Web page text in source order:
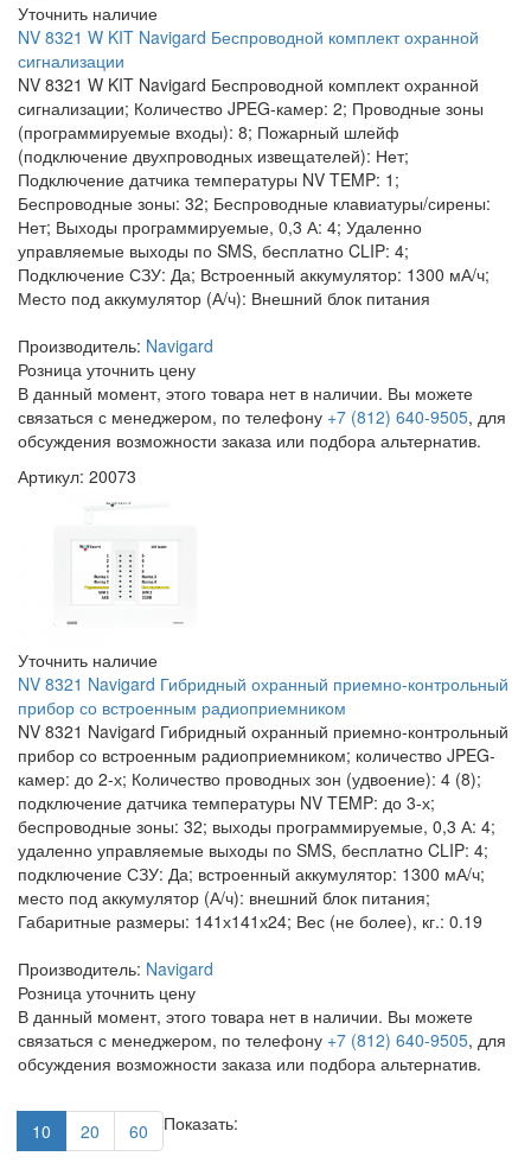
Уточнить наличие
NV 8321 W KIT Navigard Беспроводной комплект охранной
сигнализации
NV 8321 W KIT Navigard Беспроводной комплект охранной
сигнализации; Количество JPEG-камер: 2; Проводные зоны
(программируемые входы): 8; Пожарный шлейф
(подключение двухпроводных извещателей): Нет;
Подключение датчика температуры NV TEMP: 1;
Беспроводные зоны: 32; Беспроводные клавиатуры/сирены:
Нет; Выходы программируемые, 0,3 А: 4; Удаленно
управляемые выходы по SMS, бесплатно CLIP: 4;
Подключение СЗУ: Да; Встроенный аккумулятор: 1300 мА/ч;
Место под аккумулятор (А/ч): Внешний блок питания
Производитель: Navigard
Розница уточнить цену
В данный момент, этого товара нет в наличии. Вы можете
связаться с менеджером, по телефону +7 (812) 640-9505, для
обсуждения возможности заказа или подбора альтернатив.
Артикул: 20073
Уточнить наличие
NV 8321 Navigard Гибридный охранный приемно-контрольный
прибор со встроенным радиоприемником
NV 8321 Navigard Гибридный охранный приемно-контрольный
прибор со встроенным радиоприемником; количество JPEG-
камер: до 2-х; Количество проводных зон (удвоение): 4 (8);
подключение датчика температуры NV TEMP: до 3-х;
беспроводные зоны: 32; выходы программируемые, 0,3 А: 4;
удаленно управляемые выходы по SMS, бесплатно CLIP: 4;
подключение СЗУ: Да; встроенный аккумулятор: 1300 мА/ч;
место под аккумулятор (А/ч): внешний блок питания;
Габаритные размеры: 141х141х24; Вес (не более), кг.: 0.19
Производитель: Navigard
Розница уточнить цену
В данный момент, этого товара нет в наличии. Вы можете
связаться с менеджером, по телефону +7 (812) 640-9505, для
обсуждения возможности заказа или подбора альтернатив.
Показать:
10 20 60